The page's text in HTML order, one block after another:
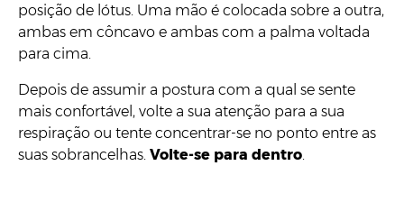
posição de lótus. Uma mão é colocada sobre a outra,
ambas em côncavo e ambas com a palma voltada
para cima.
Depois de assumir a postura com a qual se sente
mais confortável, volte a sua atenção para a sua
respiração ou tente concentrar-se no ponto entre as
suas sobrancelhas. Volte-se para dentro